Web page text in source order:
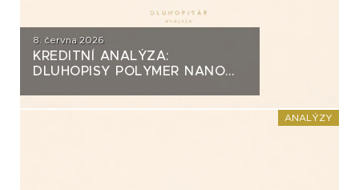
8. června 2026
KREDITNÍ ANALÝZA:
DLUHOPISY POLYMER NANO
ANALÝZY